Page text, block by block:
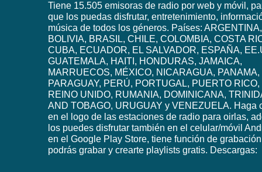
Tiene 15.505 emisoras de radio por web y móvil,
que los puedas disfrutar, entretenimiento,
música de todos los géneros. Países: ARGENTINA,
BOLIVIA, BRASIL, CHILE, COLOMBIA, COSTA
CUBA, ECUADOR, EL SALVADOR, ESPAÑA,
GUATEMALA, HAITI, HONDURAS, JAMAICA,
MARRUECOS, MÉXICO, NICARAGUA, PANAMA,
PARAGUAY, PERÚ, PORTUGAL, PUERTO RICO,
REINO UNIDO, RUMANIA, DOMINICANA,
AND TOBAGO, URUGUAY y VENEZUELA. Haga
en el logo de las estaciones de radio para oirlas,
los puedes disfrutar también en el celular/móvil
en el Google Play Store, tiene función de
podrás grabar y crearte playlists gratis. Descargas: